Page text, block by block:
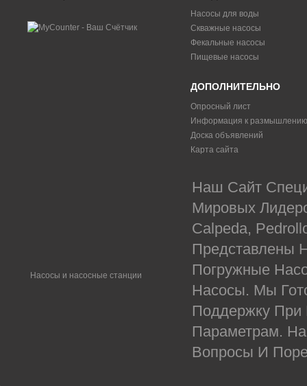
Насосы для воды
Скважные насосы
Фекальные насосы
Пищевые насосы
ДОПОЛНИТЕЛЬНО
Опросный лист
Информация к размышлению
Доска объявлений
Карта сайта
Насосы и насосные станции
Наш Сайт
Мировых
Calpeda,
Представлены
Погружные
Насосы. Мы
Поддержку
Параметрам.
Вопросы И